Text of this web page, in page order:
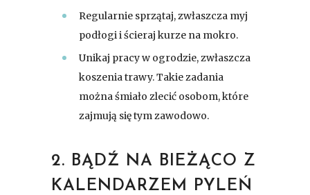
Regularnie sprzątaj, zwłaszcza myj
podłogi i ścieraj kurze na mokro.
Unikaj pracy w ogrodzie, zwłaszcza
koszenia trawy. Takie zadania
można śmiało zlecić osobom, które
zajmują się tym zawodowo.
2. BĄDŹ NA BIEŻĄCO Z
KALENDARZEM PYLEŃ